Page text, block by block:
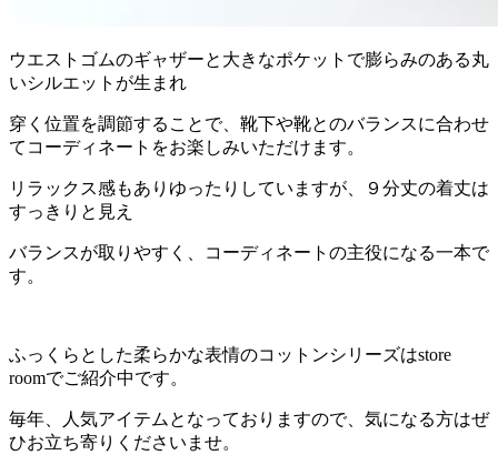
ウエストゴムのギャザーと大きなポケットで膨らみのある丸
いシルエットが生まれ
穿く位置を調節することで、靴下や靴とのバランスに合わせ
てコーディネートをお楽しみいただけます。
リラックス感もありゆったりしていますが、９分丈の着丈は
すっきりと見え
バランスが取りやすく、コーディネートの主役になる一本で
す。
ふっくらとした柔らかな表情のコットンシリーズはstore
roomでご紹介中です。
毎年、人気アイテムとなっておりますので、気になる方はぜ
ひお立ち寄りくださいませ。